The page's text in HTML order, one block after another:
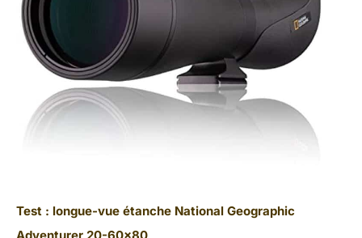
Test : longue-vue étanche National Geographic